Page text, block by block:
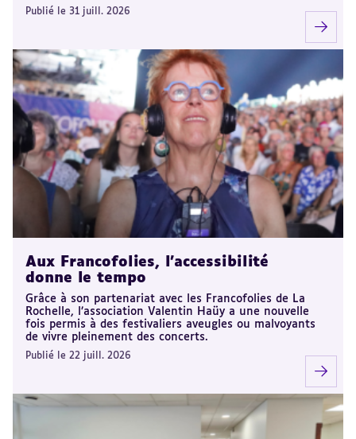
Publié le 31 juill. 2026
Aux Francofolies, l’accessibilité
donne le tempo
Grâce à son partenariat avec les Francofolies de La
Rochelle, l’association Valentin Haüy a une nouvelle
fois permis à des festivaliers aveugles ou malvoyants
de vivre pleinement des concerts.
Publié le 22 juill. 2026